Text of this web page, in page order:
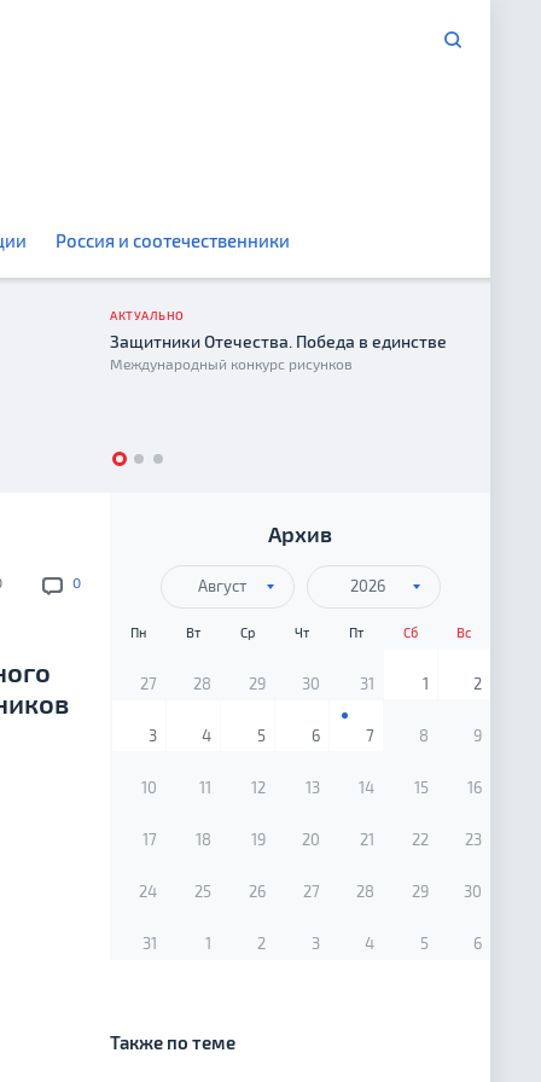
Россия и соотечественники
АКТУАЛЬНО
Защитники Отечества. Победа в единстве
Международный конкурс рисунков
0
Архив
Август 2026
Пн Вт Ср Чт Пт Сб Вс
27 28 29 30 31 1 2
3 4 5 6 7 8 9
10 11 12 13 14 15 16
17 18 19 20 21 22 23
24 25 26 27 28 29 30
31 1 2 3 4 5 6
Также по теме